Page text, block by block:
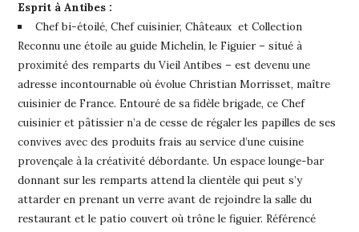
Esprit à Antibes :
Chef bi-étoilé, Chef cuisinier, Châteaux et Collection
Reconnu une étoile au guide Michelin, le Figuier – situé à
proximité des remparts du Vieil Antibes – est devenu une
adresse incontournable où évolue Christian Morrisset, maître
cuisinier de France. Entouré de sa fidèle brigade, ce Chef
cuisinier et pâtissier n’a de cesse de régaler les papilles de ses
convives avec des produits frais au service d’une cuisine
provençale à la créativité débordante. Un espace lounge-bar
donnant sur les remparts attend la clientèle qui peut s’y
attarder en prenant un verre avant de rejoindre la salle du
restaurant et le patio couvert où trône le figuier. Référencé